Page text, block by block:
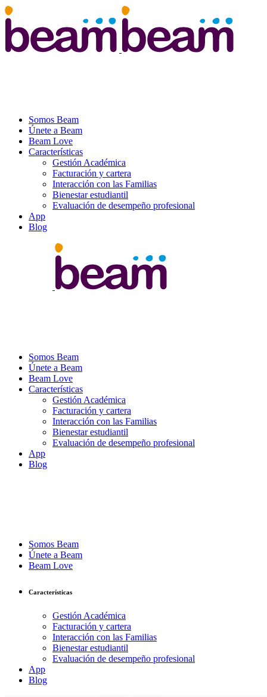
Somos Beam
Únete a Beam
Beam Love
Características
Gestión Académica
Facturación y cartera
Interacción con las Familias
Bienestar estudiantil
Evaluación de desempeño profesional
App
Blog
Somos Beam
Únete a Beam
Beam Love
Características
Gestión Académica
Facturación y cartera
Interacción con las Familias
Bienestar estudiantil
Evaluación de desempeño profesional
App
Blog
Somos Beam
Únete a Beam
Beam Love
Características
Gestión Académica
Facturación y cartera
Interacción con las Familias
Bienestar estudiantil
Evaluación de desempeño profesional
App
Blog